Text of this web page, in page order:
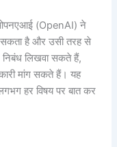
ओपनएआई (OpenAI) ने
सकता है और उसी तरह से
लिखवा सकते हैं,
मांग सकते हैं। यह
हर विषय पर बात कर